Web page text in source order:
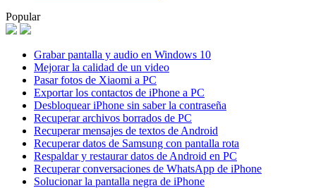
Popular
Grabar pantalla y audio en Windows 10
Mejorar la calidad de un video
Pasar fotos de Xiaomi a PC
Exportar los contactos de iPhone a PC
Desbloquear iPhone sin saber la contraseña
Recuperar archivos borrados de PC
Recuperar mensajes de textos de Android
Recuperar datos de Samsung con pantalla rota
Respaldar y restaurar datos de Android en PC
Recuperar conversaciones de WhatsApp de iPhone
Solucionar la pantalla negra de iPhone